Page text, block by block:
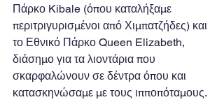
Πάρκο Kibale (όπου καταλήξαμε
περιτριγυρισμένοι από Χιμπατζήδες) και
το Εθνικό Πάρκο Queen Elizabeth,
διάσημο για τα λιοντάρια που
σκαρφαλώνουν σε δέντρα όπου και
κατασκηνώσαμε με τους ιπποπόταμους.